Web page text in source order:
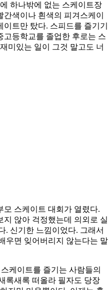
하나밖에 없는 스케이트장
색이나 흰색의 피겨스케이
트만 탔다. 스피드를 즐기기
고등학교를 졸업한 후로는 스
미있는 일이 그것 말고도 너
모 스케이트 대회가 열렸다.
않아 걱정했는데 의외로 실
. 신기한 느낌이었다. 그래서
우면 잊어버리지 않는다는 말
케이트를 즐기는 사람들의
록새록 떠올라 필자도 당장